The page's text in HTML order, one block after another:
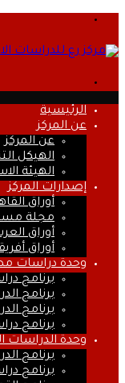
الرئيسية
عن المركز
عن المركز
الهيكل
الهيئة
إصدارات المركز
أوراق
مجلة
أوراق
أوراق
وحدة دراسات
برنامج
برنامج
برنامج
برنامج
وحدة الدراسات
برنامج
برنامج